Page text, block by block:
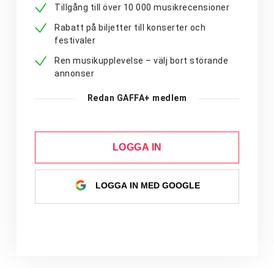
Tillgång till över 10 000 musikrecensioner
Rabatt på biljetter till konserter och
festivaler
Ren musikupplevelse – välj bort störande
annonser
Redan GAFFA+ medlem
LOGGA IN
LOGGA IN MED GOOGLE